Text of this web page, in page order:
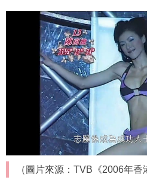
（圖片來源：TVB《2006年香